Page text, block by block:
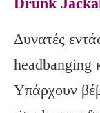
Δυνατές
headbanging
Υπάρχουν